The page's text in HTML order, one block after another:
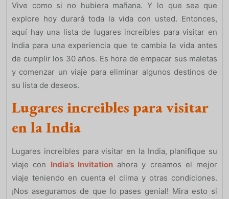
Vive como si no hubiera mañana. Y lo que sea que
explore hoy durará toda la vida con usted. Entonces,
aquí hay una lista de lugares increíbles para visitar en
India para una experiencia que te cambia la vida antes
de cumplir los 30 años. Es hora de empacar sus maletas
y comenzar un viaje para eliminar algunos destinos de
su lista de deseos.
Lugares increibles para visitar
en la India
Lugares increibles para visitar en la India, planifique su
viaje con India’s Invitationahora y creamos el mejor
viaje teniendo en cuenta el clima y otras condiciones.
¡Nos aseguramos de que lo pases genial! Mira esto si